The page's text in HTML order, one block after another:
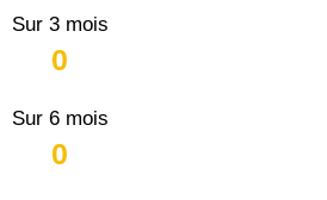
Sur 3 mois
0
Sur 6 mois
0